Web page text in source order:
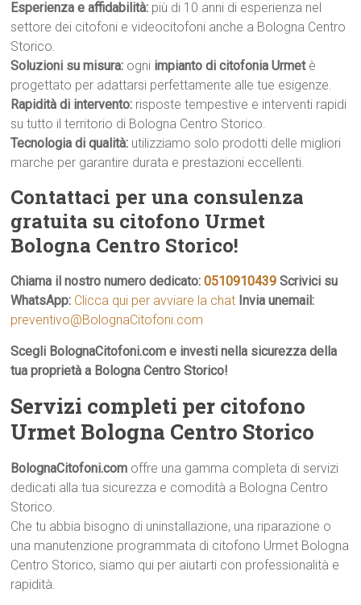
Esperienza e affidabilità: più di 10 anni di esperienza nel
settore dei citofoni e videocitofoni anche a Bologna Centro
Storico.
Soluzioni su misura: ogni impianto di citofonia Urmetè
progettato per adattarsi perfettamente alle tue esigenze.
Rapidità di intervento: risposte tempestive e interventi rapidi
su tutto il territorio di Bologna Centro Storico.
Tecnologia di qualità: utilizziamo solo prodotti delle migliori
marche per garantire durata e prestazioni eccellenti.
Contattaci per una consulenza
gratuita su citofono Urmet
Bologna Centro Storico!
Chiama il nostro numero dedicato:0510910439 Scrivici su
WhatsApp: Clicca qui per avviare la chat Invia unemail:
preventivo@BolognaCitofoni.com
Scegli BolognaCitofoni.com e investi nella sicurezza della
tua proprietà a Bologna Centro Storico!
Servizi completi per citofono
Urmet Bologna Centro Storico
BolognaCitofoni.com offre una gamma completa di servizi
dedicati alla tua sicurezza e comodità a Bologna Centro
Storico.
Che tu abbia bisogno di uninstallazione, una riparazione o
una manutenzione programmata di citofono Urmet Bologna
Centro Storico, siamo qui per aiutarti con professionalità e
rapidità.